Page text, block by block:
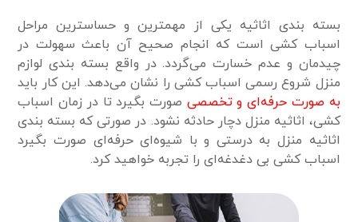
بسته بندی اثاثیه یکی از مهمترین و حساسترین مراحل
اسباب کشی است که انجام صحیح آن باعث سهولت در
چیدمان و عدم خسارت می‌گردد. در واقع بسته بندی لوازم
منزل شروع رسمی اسباب کشی را نشان می‌دهد. این کار باید
به صورت حرفه‌ای و تخصصی صورت بگیرد تا در زمان اسباب
کشی، اثاثیه منزل دچار حادثه نشود. در صورتی که بسته بندی
اثاثیه منزل به درستی و با شیوه‌ای حرفه‌ای صورت بگیرد
اسباب کشی بی دغدغه‌ای را تجربه خواهید کرد.